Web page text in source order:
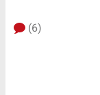
(6)